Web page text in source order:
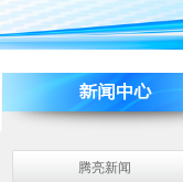
腾亮新闻